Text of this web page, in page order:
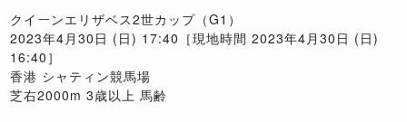
クイーンエリザベス2世カップ（G1）
2023年4月30日 (日) 17:40［現地時間 2023年4月30日 (日)
16:40］
香港 シャティン競馬場
芝右2000m 3歳以上 馬齢